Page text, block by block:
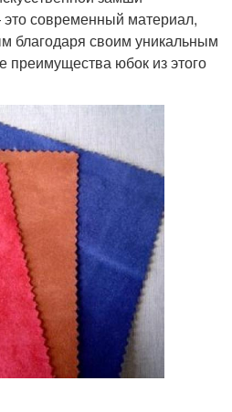
современный материал,
благодаря своим уникальным
преимущества юбок из этого